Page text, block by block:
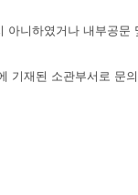
아니하였거나 내부공
기재된 소관부서로 문